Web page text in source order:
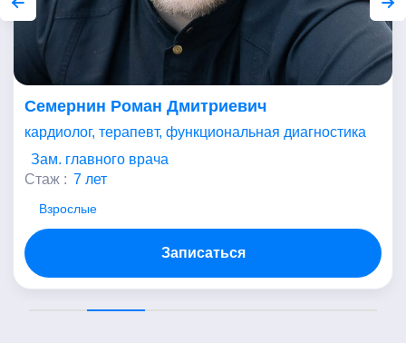
Семернин Роман Дмитриевич
кардиолог, терапевт, функциональная диагностика
Зам. главного врача
Стаж : 7 лет
Взрослые
Записаться